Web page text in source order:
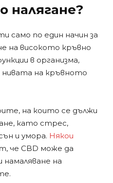
налягане?
само по един начин за
на високото кръвно
в организма,
нивата на кръвното
на които се дължи
като стрес,
и умора. Някои
че CBD може да
намаляване на